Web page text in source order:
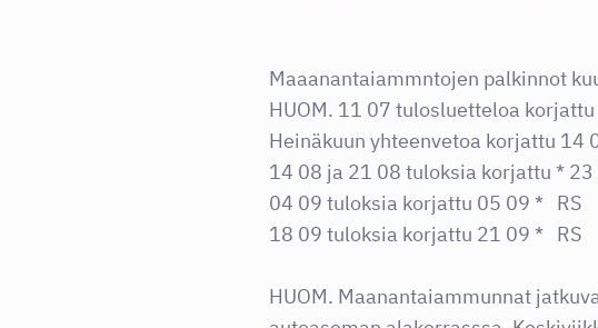
Maaanantaiammntojen palkinnot
HUOM. 11 07 tulosluetteloa
Heinäkuun yhteenvetoa korjattu 14
14 08 ja 21 08 tuloksia korjattu * 23
04 09 tuloksia korjattu 05 09 * RS
18 09 tuloksia korjattu 21 09 * RS
HUOM. Maanantaiammunnat